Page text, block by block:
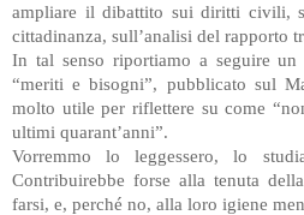
ampliare il dibattito sui diritti civili,
cittadinanza, sull’analisi del rapporto
In tal senso riportiamo a seguire
“meriti e bisogni”, pubblicato sul
molto utile per riflettere su come
ultimi quarant’anni”.
Vorremmo lo leggessero, lo
Contribuirebbe forse alla tenuta
farsi, e, perché no, alla loro igiene